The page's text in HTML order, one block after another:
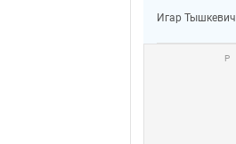
Игар Тышкевич